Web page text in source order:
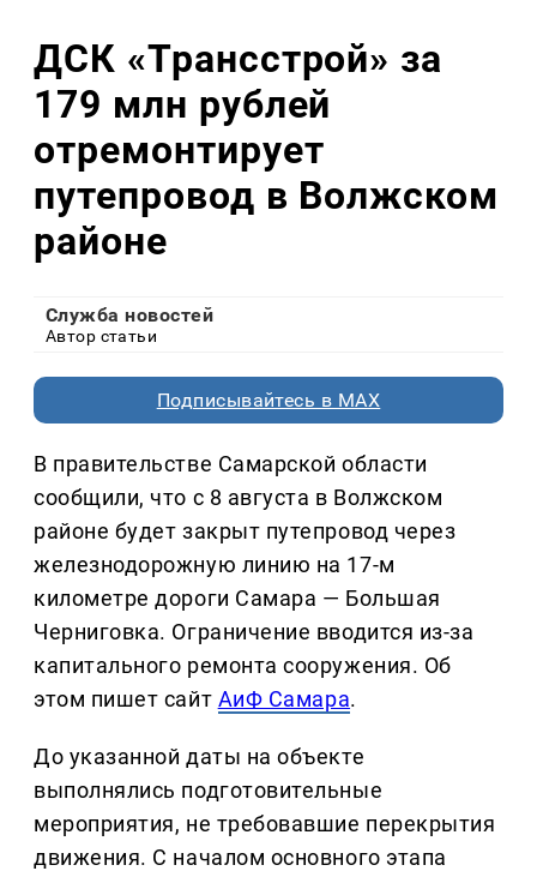
ДСК «Трансстрой» за
179 млн рублей
отремонтирует
путепровод в Волжском
районе
Служба новостей
Автор статьи
Подписывайтесь в MAX
В правительстве Самарской области
сообщили, что с 8 августа в Волжском
районе будет закрыт путепровод через
железнодорожную линию на 17-м
километре дороги Самара — Большая
Черниговка. Ограничение вводится из-за
капитального ремонта сооружения. Об
этом пишет сайт АиФ Самара.
До указанной даты на объекте
выполнялись подготовительные
мероприятия, не требовавшие перекрытия
движения. С началом основного этапа